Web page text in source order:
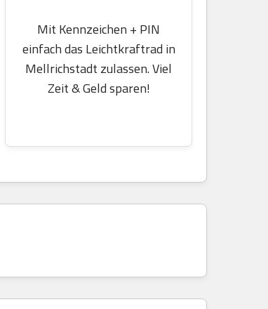
Mit Kennzeichen + PIN
einfach das Leichtkraftrad in
Mellrichstadt zulassen. Viel
Zeit & Geld sparen!